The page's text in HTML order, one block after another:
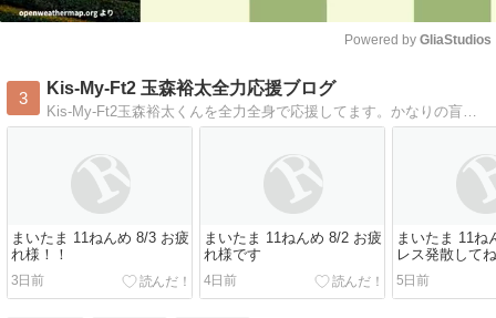
Powered by GliaStudios
3
Kis-My-Ft2 玉森裕太全力応援ブログ
Kis-My-Ft2玉森裕太くんを全力全身で応援してます。かなりの盲目ですがよろしくお願いします
まいたま 11ねんめ 8/3 お疲
れ様！！
3日前
まいたま 11ねんめ 8/2 お疲
れ様です
4日前
まいたま 11ね
レス発散して
5日前